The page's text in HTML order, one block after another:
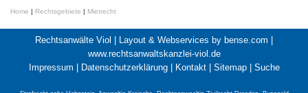
Home | Rechtsgebiete | Mietrecht
Rechtsanwälte Viol | Layout & Webservices by bense.com |
www.rechtsanwaltskanzlei-viol.de
Impressum | Datenschutzerklärung| Kontakt| Sitemap| Suche